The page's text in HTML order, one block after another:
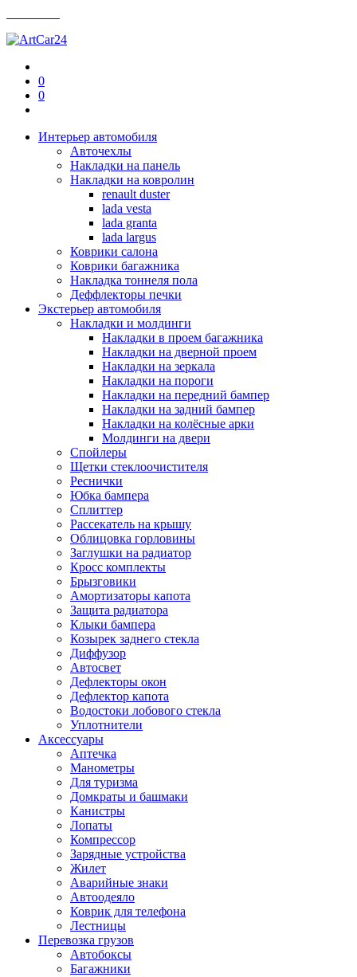
0
0
Интерьер автомобиля
Авточехлы
Накладки на панель
Накладки на ковролин
renault duster
lada vesta
lada granta
lada largus
Коврики салона
Коврики багажника
Накладка тоннеля пола
Деффлекторы печки
Экстерьер автомобиля
Накладки и молдинги
Накладки в проем багажника
Накладки на дверной проем
Накладки на зеркала
Накладки на пороги
Накладки на передний бампер
Накладки на задний бампер
Накладки на колёсные арки
Молдинги на двери
Спойлеры
Щетки стеклоочистителя
Реснички
Юбка бампера
Сплиттер
Рассекатель на крышу
Облицовка горловины
Заглушки на радиатор
Кросс комплекты
Брызговики
Амортизаторы капота
Защита радиатора
Клыки бампера
Козырек заднего стекла
Диффузор
Автосвет
Дефлекторы окон
Дефлектор капота
Водостоки лобового стекла
Уплотнители
Аксессуары
Аптечка
Манометры
Для туризма
Домкраты и башмаки
Канистры
Лопаты
Компрессор
Зарядные устройства
Жилет
Аварийные знаки
Автоодеяло
Коврик для телефона
Лестницы
Перевозка грузов
Автобоксы
Багажники